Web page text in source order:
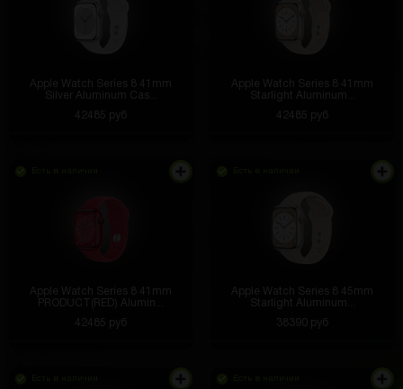
Apple Watch Series 8 41mm
Silver Aluminum Cas...
42485 руб
Apple Watch Series 8 41mm
Starlight Aluminum...
42485 руб
Apple Watch Series 8 41mm
PRODUCT(RED) Alumin...
42485 руб
Apple Watch Series 8 45mm
Starlight Aluminum...
38390 руб